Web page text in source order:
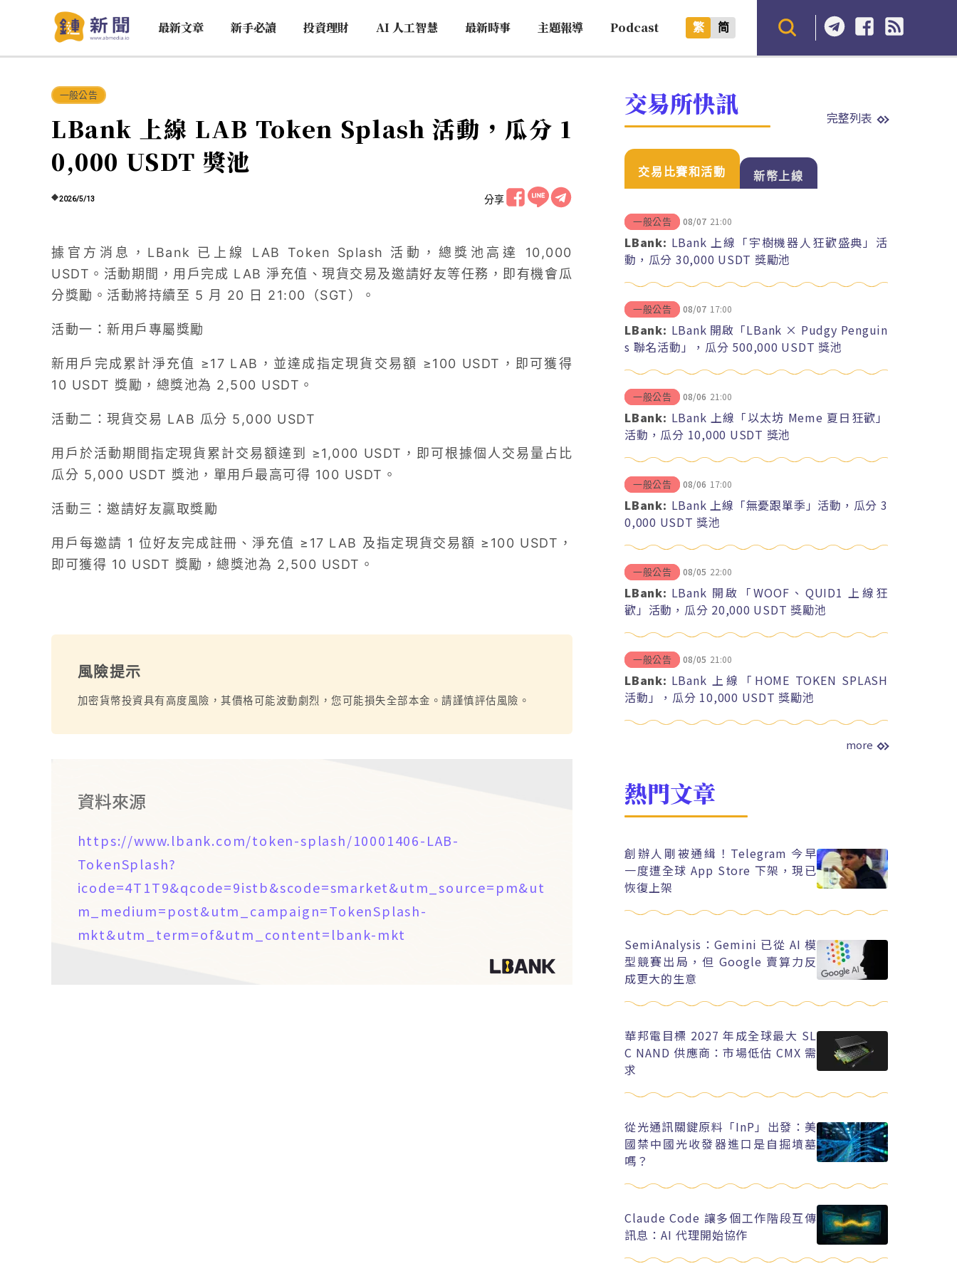
最新文章 新手必讀 投資理財 AI 人工智慧 最新時事 主題報導 Podcast 繁 简
一般公告
LBank 上線 LAB Token Splash 活動，瓜分 1
0,000 USDT 獎池
2026/5/13 分享
據官方消息，LBank 已上線 LAB Token Splash 活動，總獎池高達 10,000
USDT。活動期間，用戶完成 LAB 淨充值、現貨交易及邀請好友等任務，即有機會瓜
分獎勵。活動將持續至 5 月 20 日 21:00（SGT）。
活動一：新用戶專屬獎勵
新用戶完成累計淨充值 ≥17 LAB，並達成指定現貨交易額 ≥100 USDT，即可獲得
10 USDT 獎勵，總獎池為 2,500 USDT。
活動二：現貨交易 LAB 瓜分 5,000 USDT
用戶於活動期間指定現貨累計交易額達到 ≥1,000 USDT，即可根據個人交易量占比
瓜分 5,000 USDT 獎池，單用戶最高可得 100 USDT。
活動三：邀請好友贏取獎勵
用戶每邀請 1 位好友完成註冊、淨充值 ≥17 LAB 及指定現貨交易額 ≥100 USDT，
即可獲得 10 USDT 獎勵，總獎池為 2,500 USDT。
風險提示
加密貨幣投資具有高度風險，其價格可能波動劇烈，您可能損失全部本金。請謹慎評估風險。
資料來源
https://www.lbank.com/token-splash/10001406-LAB-
TokenSplash?
icode=4T1T9&qcode=9istb&scode=smarket&utm_source=pm&ut
m_medium=post&utm_campaign=TokenSplash-
mkt&utm_term=of&utm_content=lbank-mkt
交易所快訊 完整列表
交易比賽和活動 新幣上線
一般公告 08/07 21:00
LBank: LBank 上線「宇樹機器人狂歡盛典」活
動，瓜分 30,000 USDT 獎勵池
一般公告 08/07 17:00
LBank: LBank 開啟「LBank × Pudgy Penguin
s 聯名活動」，瓜分 500,000 USDT 獎池
一般公告 08/06 21:00
LBank: LBank 上線「以太坊 Meme 夏日狂歡」
活動，瓜分 10,000 USDT 獎池
一般公告 08/06 17:00
LBank: LBank 上線「無憂跟單季」活動，瓜分 3
0,000 USDT 獎池
一般公告 08/05 22:00
LBank: LBank 開啟「WOOF、QUID1 上線狂
歡」活動，瓜分 20,000 USDT 獎勵池
一般公告 08/05 21:00
LBank: LBank 上線「HOME TOKEN SPLASH
活動」，瓜分 10,000 USDT 獎勵池
more
熱門文章
創辦人剛被通緝！Telegram 今早
一度遭全球 App Store 下架，現已
恢復上架
SemiAnalysis：Gemini 已從 AI 模
型競賽出局，但 Google 賣算力反
成更大的生意
華邦電目標 2027 年成全球最大 SL
C NAND 供應商：市場低估 CMX 需
求
從光通訊關鍵原料「InP」出發：美
國禁中國光收發器進口是自掘墳墓
嗎？
Claude Code 讓多個工作階段互傳
訊息：AI 代理開始協作